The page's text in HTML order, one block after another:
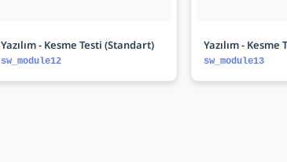
Yazılım - Kesme Testi (Standart)
sw_module12
Yazılım -
sw_module13